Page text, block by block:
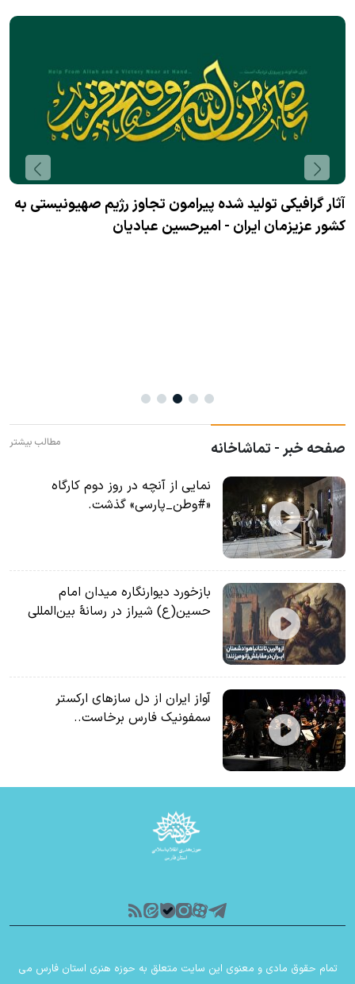
آثار گرافیکی تولید شده پیرامون تجاوز رژیم صهیونیستی به
کشور عزیزمان ایران - سعید کریمی
صفحه خبر - تماشاخانه مطالب بیشتر
نمایی از آنچه در روز دوم کارگاه
«#وطن_پارسی» گذشت.
بازخورد دیوارنگاره میدان امام
حسین(ع) شیراز در رسانۀ بین‌المللی
آواز ایران از دل سازهای ارکستر
سمفونیک فارس برخاست..
تمام حقوق مادی و معنوی این سایت متعلق به حوزه هنری استان فارس می